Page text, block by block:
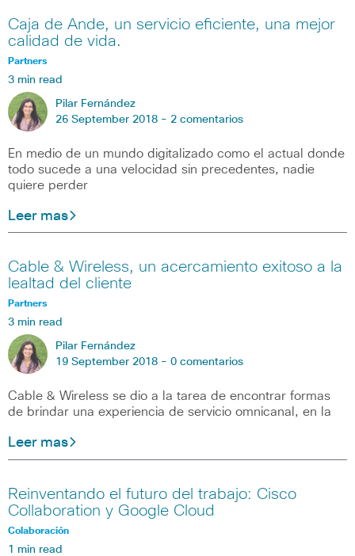
Caja de Ande, un servicio eficiente, una mejor
calidad de vida.
Partners
3 min read
Pilar Fernández
26 September 2018 - 2 comentarios
En medio de un mundo digitalizado como el actual donde
todo sucede a una velocidad sin precedentes, nadie
quiere perder
Leer mas
Cable & Wireless, un acercamiento exitoso a la
lealtad del cliente
Partners
3 min read
Pilar Fernández
19 September 2018 - 0 comentarios
Cable & Wireless se dio a la tarea de encontrar formas
de brindar una experiencia de servicio omnicanal, en la
Leer mas
Reinventando el futuro del trabajo: Cisco
Collaboration y Google Cloud
Colaboración
1 min read